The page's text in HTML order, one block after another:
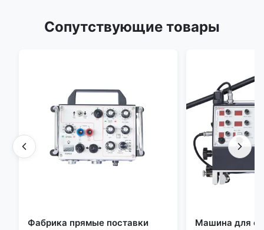
Сопутствующие товары
Фабрика прямые поставки
Машина для